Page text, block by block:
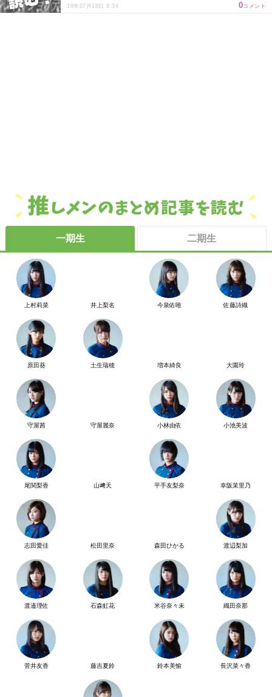
16年07月18日 8:34 0コメント
一期生 二期生
上村莉菜 井上梨名 今泉佑唯 佐藤詩織
原田葵 土生瑞穂 増本綺良 大園玲
守屋茜 守屋麗奈 小林由依 小池美波
尾関梨香 山﨑天 平手友梨奈 幸阪茉里乃
志田愛佳 松田里奈 森田ひかる 渡辺梨加
渡邉理佐 石森虹花 米谷奈々未 織田奈那
菅井友香 藤吉夏鈴 鈴本美愉 長沢菜々香